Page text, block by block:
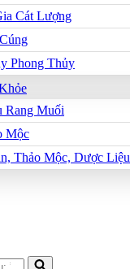
Cát Lượng
Phong Thủy
Rang Muối
Mộc
Thảo Mộc, Dược Liệu